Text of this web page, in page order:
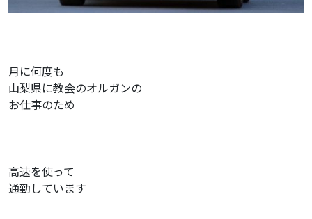
月に何度も
山梨県に教会のオルガンの
お仕事のため
高速を使って
通勤しています